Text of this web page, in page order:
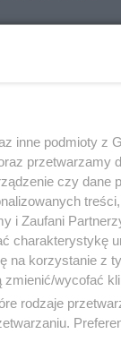
inne podmioty z
przetwarzamy
czy dane
i Zaufani
charakterystykę
korzystanie z
wycofać
rodzaje